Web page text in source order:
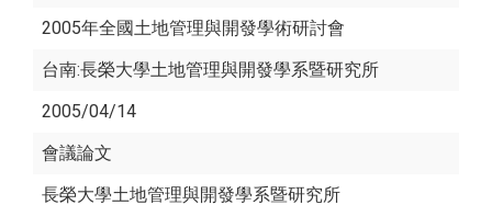
2005年全國土地管理與開發學術研討會
台南:長榮大學土地管理與開發學系暨研究所
2005/04/14
會議論文
長榮大學土地管理與開發學系暨研究所